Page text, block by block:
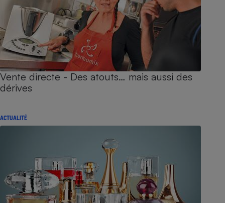
Vente directe - Des atouts… mais aussi des
dérives
ACTUALITÉ